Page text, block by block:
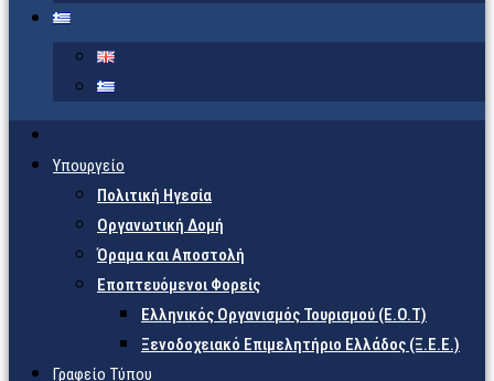
Υπουργείο
Πολιτική Ηγεσία
Οργανωτική Δομή
Όραμα και Αποστολή
Εποπτευόμενοι Φορείς
Eλληνικός Οργανισμός Τουρισμού (Ε.Ο.Τ)
Ξενοδοχειακό Επιμελητήριο Ελλάδος (Ξ.Ε.Ε.)
Γραφείο Τύπου